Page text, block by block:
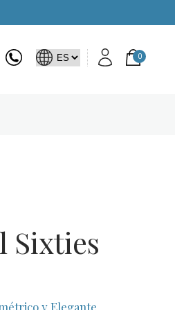
0
Sixties
y Elegante